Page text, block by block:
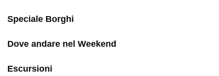
Speciale Borghi
Dove andare nel Weekend
Escursioni